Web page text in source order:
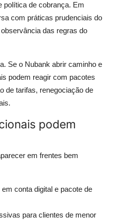
política de cobrança. Em
com práticas prudenciais do
das regras do
Se o Nubank abrir caminho e
podem reagir com pacotes
de tarifas, renegociação de
podem
em frentes bem
conta digital e pacote de
para clientes de menor